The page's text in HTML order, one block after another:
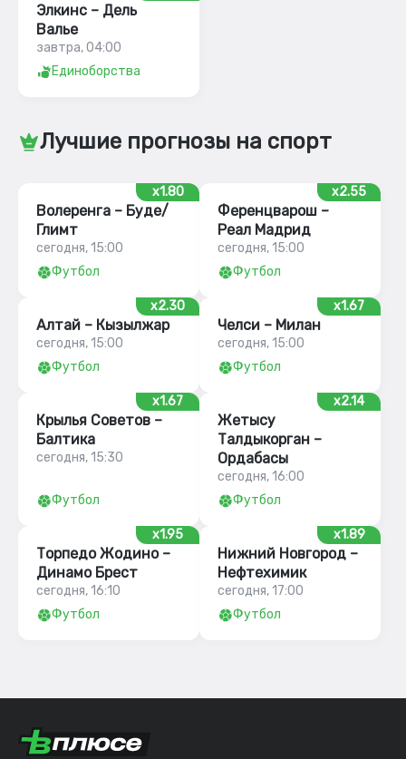
Элкинс – Дель
Валье
завтра, 04:00
Единоборства
Лучшие прогнозы на спорт
x1.80
Волеренга – Буде/
Глимт
сегодня, 15:00
Футбол
x2.55
Ференцварош –
Реал Мадрид
сегодня, 15:00
Футбол
x2.30
Алтай – Кызылжар
сегодня, 15:00
Футбол
x1.67
Челси – Милан
сегодня, 15:00
Футбол
x1.67
Крылья Советов –
Балтика
сегодня, 15:30
Футбол
x2.14
Жетысу
Талдыкорган –
Ордабасы
сегодня, 16:00
Футбол
x1.95
Торпедо Жодино –
Динамо Брест
сегодня, 16:10
Футбол
x1.89
Нижний Новгород –
Нефтехимик
сегодня, 17:00
Футбол